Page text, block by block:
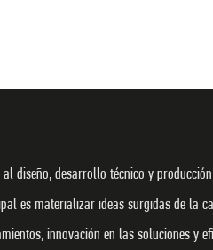
diseño, desarrollo técnico y
es materializar ideas surgidas de la
innovación en las soluciones y